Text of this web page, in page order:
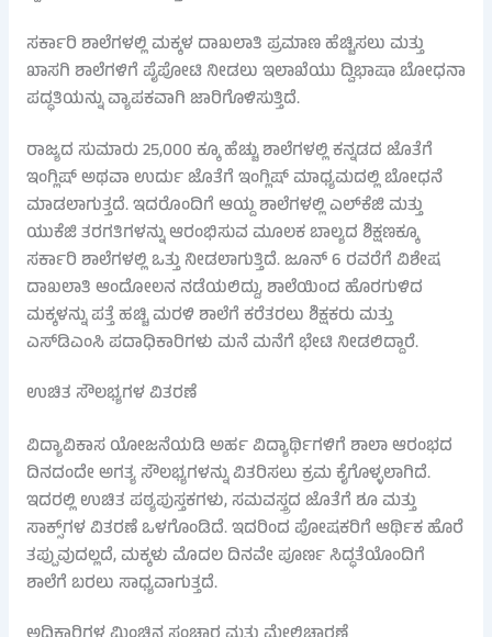
ಸರ್ಕಾರಿ ಶಾಲೆಗಳಲ್ಲಿ ಮಕ್ಕಳ ದಾಖಲಾತಿ ಪ್ರಮಾಣ ಹೆಚ್ಚಿಸಲು ಮತ್ತು
ಖಾಸಗಿ ಶಾಲೆಗಳಿಗೆ ಪೈಪೋಟಿ ನೀಡಲು ಇಲಾಖೆಯು ದ್ವಿಭಾಷಾ ಬೋಧನಾ
ಪದ್ಧತಿಯನ್ನು ವ್ಯಾಪಕವಾಗಿ ಜಾರಿಗೊಳಿಸುತ್ತಿದೆ.
ರಾಜ್ಯದ ಸುಮಾರು 25,000 ಕ್ಕೂ ಹೆಚ್ಚು ಶಾಲೆಗಳಲ್ಲಿ ಕನ್ನಡದ ಜೊತೆಗೆ
ಇಂಗ್ಲಿಷ್ ಅಥವಾ ಉರ್ದು ಜೊತೆಗೆ ಇಂಗ್ಲಿಷ್ ಮಾಧ್ಯಮದಲ್ಲಿ ಬೋಧನೆ
ಮಾಡಲಾಗುತ್ತದೆ. ಇದರೊಂದಿಗೆ ಆಯ್ದ ಶಾಲೆಗಳಲ್ಲಿ ಎಲ್‌ಕೆಜಿ ಮತ್ತು
ಯುಕೆಜಿ ತರಗತಿಗಳನ್ನು ಆರಂಭಿಸುವ ಮೂಲಕ ಬಾಲ್ಯದ ಶಿಕ್ಷಣಕ್ಕೂ
ಸರ್ಕಾರಿ ಶಾಲೆಗಳಲ್ಲಿ ಒತ್ತು ನೀಡಲಾಗುತ್ತಿದೆ. ಜೂನ್ 6 ರವರೆಗೆ ವಿಶೇಷ
ದಾಖಲಾತಿ ಆಂದೋಲನ ನಡೆಯಲಿದ್ದು, ಶಾಲೆಯಿಂದ ಹೊರಗುಳಿದ
ಮಕ್ಕಳನ್ನು ಪತ್ತೆ ಹಚ್ಚಿ ಮರಳಿ ಶಾಲೆಗೆ ಕರೆತರಲು ಶಿಕ್ಷಕರು ಮತ್ತು
ಎಸ್‌ಡಿಎಂಸಿ ಪದಾಧಿಕಾರಿಗಳು ಮನೆ ಮನೆಗೆ ಭೇಟಿ ನೀಡಲಿದ್ದಾರೆ.
ಉಚಿತ ಸೌಲಭ್ಯಗಳ ವಿತರಣೆ
ವಿದ್ಯಾವಿಕಾಸ ಯೋಜನೆಯಡಿ ಅರ್ಹ ವಿದ್ಯಾರ್ಥಿಗಳಿಗೆ ಶಾಲಾ ಆರಂಭದ
ದಿನದಂದೇ ಅಗತ್ಯ ಸೌಲಭ್ಯಗಳನ್ನು ವಿತರಿಸಲು ಕ್ರಮ ಕೈಗೊಳ್ಳಲಾಗಿದೆ.
ಇದರಲ್ಲಿ ಉಚಿತ ಪಠ್ಯಪುಸ್ತಕಗಳು, ಸಮವಸ್ತ್ರದ ಜೊತೆಗೆ ಶೂ ಮತ್ತು
ಸಾಕ್ಸ್‌ಗಳ ವಿತರಣೆ ಒಳಗೊಂಡಿದೆ. ಇದರಿಂದ ಪೋಷಕರಿಗೆ ಆರ್ಥಿಕ ಹೊರೆ
ತಪ್ಪುವುದಲ್ಲದೆ, ಮಕ್ಕಳು ಮೊದಲ ದಿನವೇ ಪೂರ್ಣ ಸಿದ್ಧತೆಯೊಂದಿಗೆ
ಶಾಲೆಗೆ ಬರಲು ಸಾಧ್ಯವಾಗುತ್ತದೆ.